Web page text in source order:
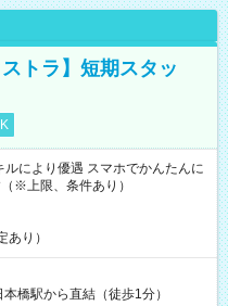
トラ】短期スタッ
により優遇 スマホでかんたんに
※上限、条件あり）
り）
橋駅から直結（徒歩1分）